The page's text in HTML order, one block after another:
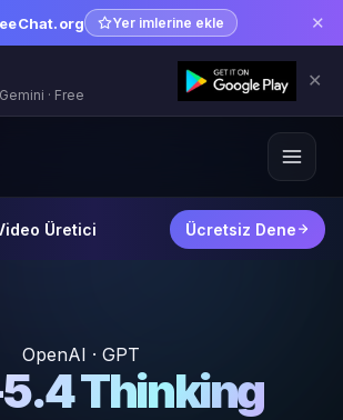
Yer imlerine ekle ✕
· Free
✕
Üretici Ücretsiz Dene
OpenAI · GPT
Thinking